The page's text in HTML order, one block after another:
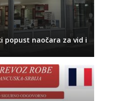
popust naočara za vid i